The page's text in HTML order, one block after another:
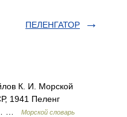
ПЕЛЕНГАТОР
К. И. Морской
1941 Пеленг
…
Морской словарь